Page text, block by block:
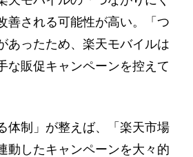
善される可能性が高い。「つ
あったため、楽天モバイルは
な販促キャンペーンを控えて
体制」が整えば、「楽天市場
動したキャンペーンを大々的